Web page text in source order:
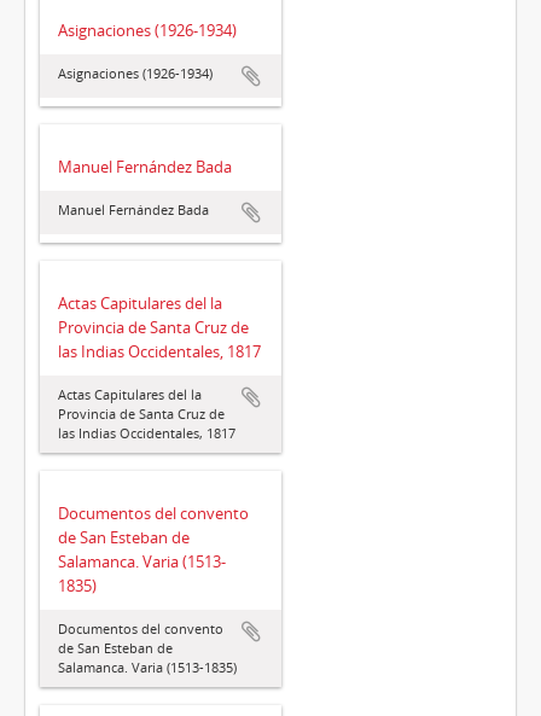
Asignaciones (1926-1934)
Asignaciones (1926-1934)
Manuel Fernández Bada
Manuel Fernández Bada
Actas Capitulares del la
Provincia de Santa Cruz de
las Indias Occidentales, 1817
Actas Capitulares del la
Provincia de Santa Cruz de
las Indias Occidentales, 1817
Documentos del convento
de San Esteban de
Salamanca. Varia (1513-
1835)
Documentos del convento
de San Esteban de
Salamanca. Varia (1513-1835)